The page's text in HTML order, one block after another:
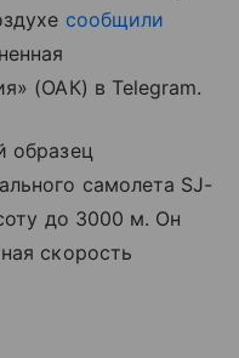
сообщили
(ОАК) в Telegram.
образец
самолета SJ-
до 3000 м. Он
скорость